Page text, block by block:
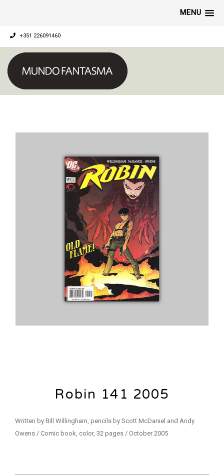
MENU
+351 226091460
Robin 141 2005
Written by Bill Willingham, pencils by Scott McDaniel and Andy
Owens / Comic book, color, 32 pages / October 2005